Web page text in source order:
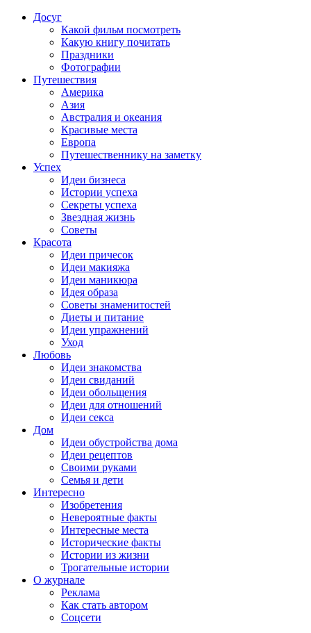
Досуг
Какой фильм посмотреть
Какую книгу почитать
Праздники
Фотографии
Путешествия
Америка
Азия
Австралия и океания
Красивые места
Европа
Путешественнику на заметку
Успех
Идеи бизнеса
Истории успеха
Секреты успеха
Звездная жизнь
Советы
Красота
Идеи причесок
Идеи макияжа
Идеи маникюра
Идея образа
Советы знаменитостей
Диеты и питание
Идеи упражнений
Уход
Любовь
Идеи знакомства
Идеи свиданий
Идеи обольщения
Идеи для отношений
Идеи секса
Дом
Идеи обустройства дома
Идеи рецептов
Своими руками
Семья и дети
Интересно
Изобретения
Невероятные факты
Интересные места
Исторические факты
Истории из жизни
Трогательные истории
О журнале
Реклама
Как стать автором
Соцсети